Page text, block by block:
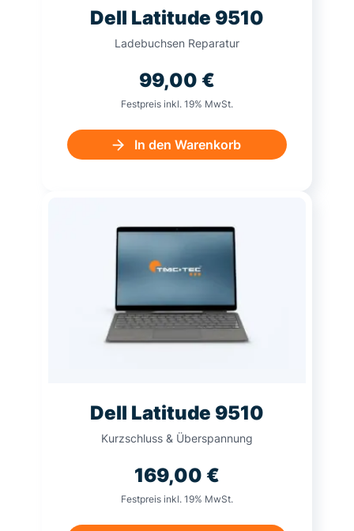
Dell Latitude 9510
Ladebuchsen Reparatur
99,00 €
Festpreis inkl. 19% MwSt.
In den Warenkorb
Dell Latitude 9510
Kurzschluss & Überspannung
169,00 €
Festpreis inkl. 19% MwSt.